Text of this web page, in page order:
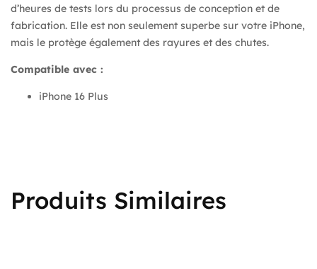
d’heures de tests lors du processus de conception et de
fabrication. Elle est non seulement superbe sur votre iPhone,
mais le protège également des rayures et des chutes.
Compatible avec :
iPhone 16 Plus
Produits Similaires